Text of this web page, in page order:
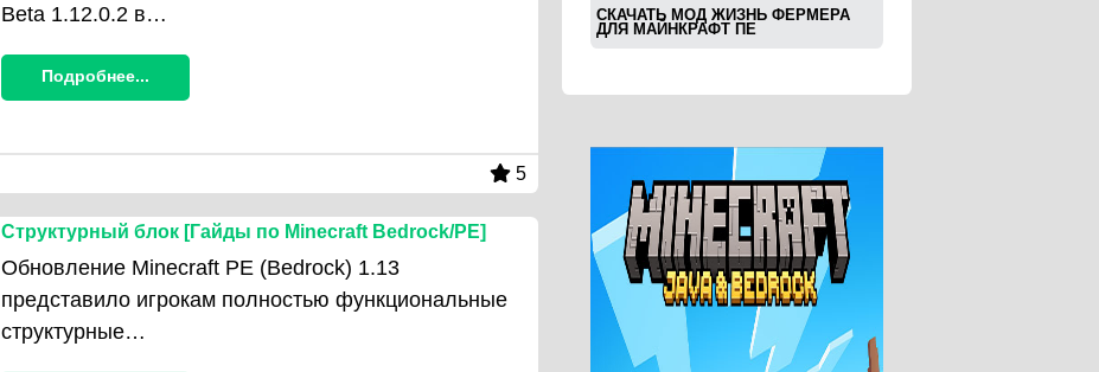
Beta 1.12.0.2 в…
Подробнее...
5
Структурный блок [Гайды по Minecraft Bedrock/PE]
Обновление Minecraft PE (Bedrock) 1.13
представило игрокам полностью функциональные
структурные…
СКАЧАТЬ МОД ЖИЗНЬ ФЕРМЕРА
ДЛЯ МАЙНКРАФТ ПЕ